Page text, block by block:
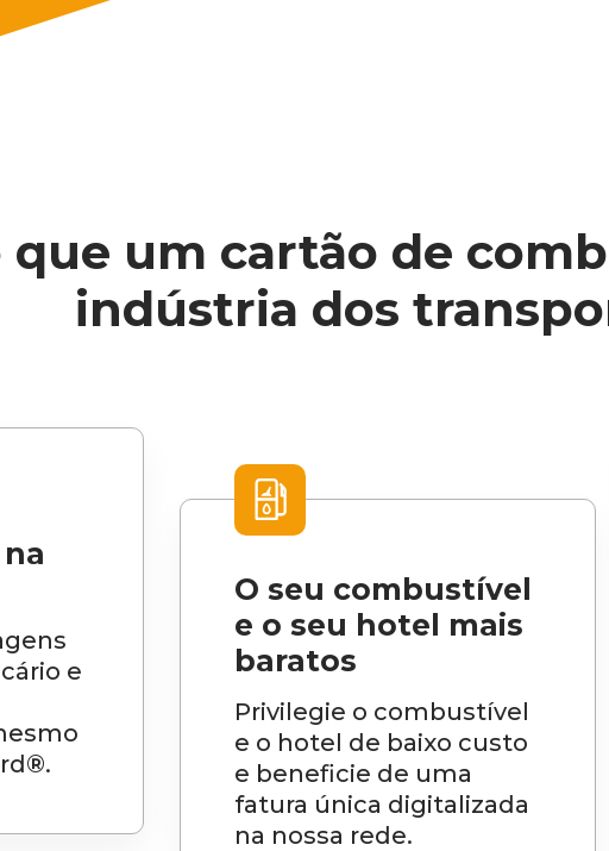
que um cartão de
indústria dos
e
O seu combustível
e o seu hotel mais
baratos
Privilegie o combustível
e o hotel de baixo custo
e beneficie de uma
fatura única digitalizada
na nossa rede.